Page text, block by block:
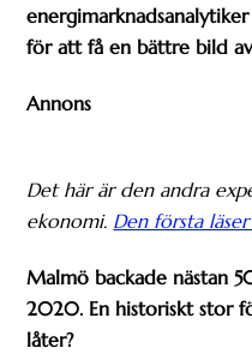
för att få en bättre bild
Annons
Det här är den andra
ekonomi. Den första
Malmö backade nästan
2020. En historiskt stor
låter?